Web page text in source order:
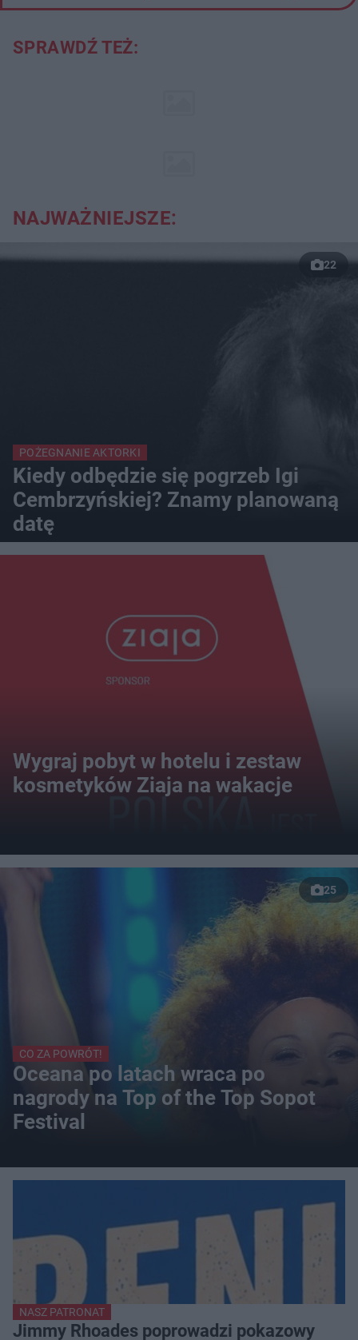
SPRAWDŹ TEŻ:
NAJWAŻNIEJSZE:
22
POŻEGNANIE AKTORKI
Kiedy odbędzie się pogrzeb Igi
Cembrzyńskiej? Znamy planowaną
datę
Wygraj pobyt w hotelu i zestaw
kosmetyków Ziaja na wakacje
25
CO ZA POWRÓT!
Oceana po latach wraca po
nagrody na Top of the Top Sopot
Festival
NASZ PATRONAT
Jimmy Rhoades poprowadzi pokazowy